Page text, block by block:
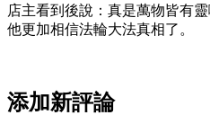
店主看到後說：真是萬物皆有
他更加相信法輪大法真相了。
添加新評論